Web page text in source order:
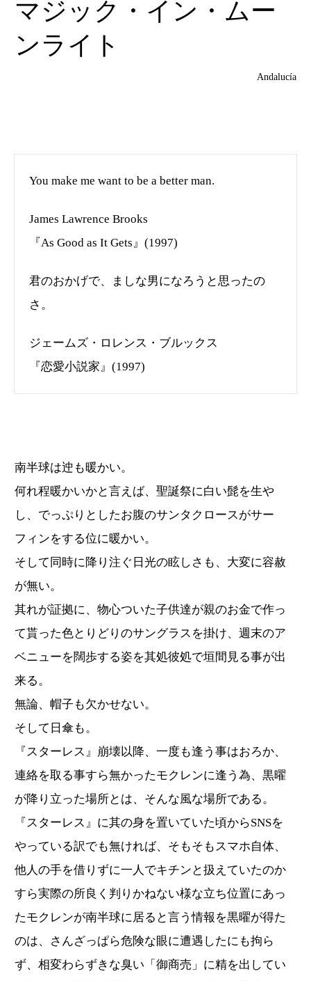
マジック・イン・ムー
ンライト
Andalucía
You make me want to be a better man.
James Lawrence Brooks
『As Good as It Gets』(1997)
君のおかげで、ましな男になろうと思ったの
さ。
ジェームズ・ロレンス・ブルックス
『恋愛小説家』(1997)
南半球は迚も暖かい。
何れ程暖かいかと言えば、聖誕祭に白い髭を生や
し、でっぷりとしたお腹のサンタクロースがサー
フィンをする位に暖かい。
そして同時に降り注ぐ日光の眩しさも、大変に容赦
が無い。
其れが証拠に、物心ついた子供達が親のお金で作っ
て貰った色とりどりのサングラスを掛け、週末のア
ベニューを闊歩する姿を其処彼処で垣間見る事が出
来る。
無論、帽子も欠かせない。
そして日傘も。
『スターレス』崩壊以降、一度も逢う事はおろか、
連絡を取る事すら無かったモクレンに逢う為、黒曜
が降り立った場所とは、そんな風な場所である。
『スターレス』に其の身を置いていた頃からSNSを
やっている訳でも無ければ、そもそもスマホ自体、
他人の手を借りずに一人でキチンと扱えていたのか
すら実際の所良く判りかねない様な立ち位置にあっ
たモクレンが南半球に居ると言う情報を黒曜が得た
のは、さんざっぱら危険な眼に遭遇したにも拘ら
ず、相変わらずきな臭い「御商売」に精を出してい